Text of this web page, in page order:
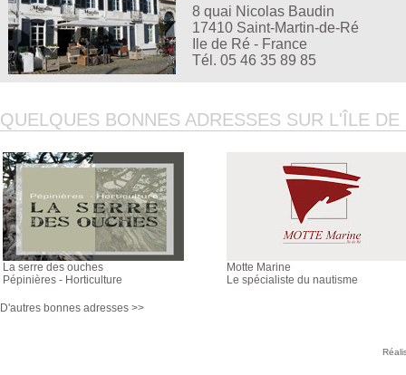
8 quai Nicolas Baudin
17410 Saint-Martin-de-Ré
Ile de Ré - France
Tél. 05 46 35 89 85
QUELQUES BONNES ADRESSES SUR L'ÎLE DE
La serre des ouches
Pépinières - Horticulture
Motte Marine
Le spécialiste du nautisme
D'autres bonnes adresses >>